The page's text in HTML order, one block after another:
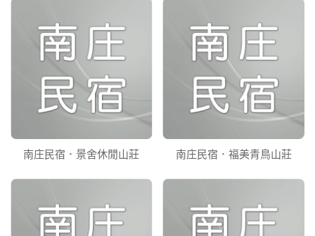
南庄民宿．景舍休閒山莊 南庄民宿．福美青鳥山莊